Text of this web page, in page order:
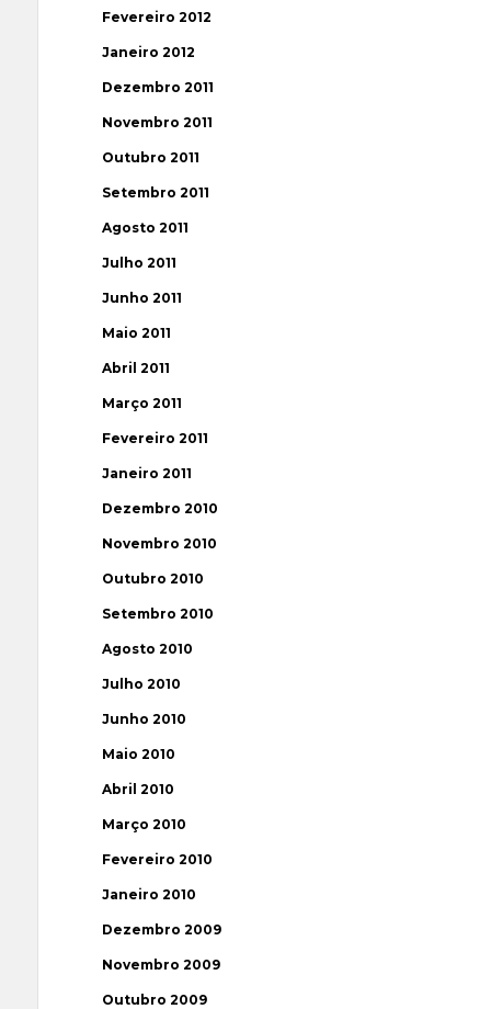
Fevereiro 2012
Janeiro 2012
Dezembro 2011
Novembro 2011
Outubro 2011
Setembro 2011
Agosto 2011
Julho 2011
Junho 2011
Maio 2011
Abril 2011
Março 2011
Fevereiro 2011
Janeiro 2011
Dezembro 2010
Novembro 2010
Outubro 2010
Setembro 2010
Agosto 2010
Julho 2010
Junho 2010
Maio 2010
Abril 2010
Março 2010
Fevereiro 2010
Janeiro 2010
Dezembro 2009
Novembro 2009
Outubro 2009